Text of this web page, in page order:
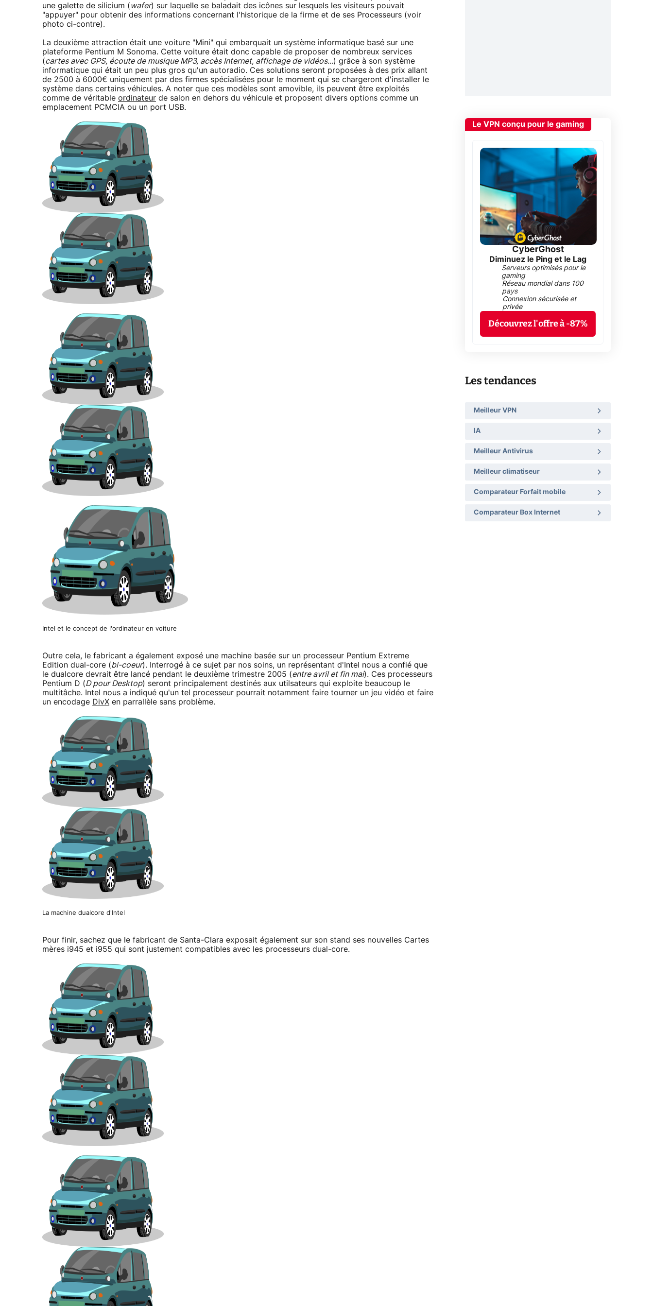
une galette de silicium (wafer) sur laquelle se baladait des icônes sur lesquels les visiteurs pouvait
"appuyer" pour obtenir des informations concernant l'historique de la firme et de ses Processeurs (voir
photo ci-contre).
La deuxième attraction était une voiture "Mini" qui embarquait un système informatique basé sur une
plateforme Pentium M Sonoma. Cette voiture était donc capable de proposer de nombreux services
(cartes avec GPS, écoute de musique MP3, accès Internet, affichage de vidéos...) grâce à son système
informatique qui était un peu plus gros qu'un autoradio. Ces solutions seront proposées à des prix allant
de 2500 à 6000€ uniquement par des firmes spécialisées pour le moment qui se chargeront d'installer le
système dans certains véhicules. A noter que ces modèles sont amovible, ils peuvent être exploités
comme de véritable ordinateur de salon en dehors du véhicule et proposent divers options comme un
emplacement PCMCIA ou un port USB.
Intel et le concept de l'ordinateur en voiture
Outre cela, le fabricant a également exposé une machine basée sur un processeur Pentium Extreme
Edition dual-core (bi-coeur). Interrogé à ce sujet par nos soins, un représentant d'Intel nous a confié que
le dualcore devrait être lancé pendant le deuxième trimestre 2005 (entre avril et fin mai). Ces processeurs
Pentium D (D pour Desktop) seront principalement destinés aux utilsateurs qui exploite beaucoup le
multitâche. Intel nous a indiqué qu'un tel processeur pourrait notamment faire tourner un jeu vidéo et faire
un encodage DivX en parrallèle sans problème.
La machine dualcore d'Intel
Pour finir, sachez que le fabricant de Santa-Clara exposait également sur son stand ses nouvelles Cartes
mères i945 et i955 qui sont justement compatibles avec les processeurs dual-core.
Le VPN conçu pour le gaming
CyberGhost
Diminuez le Ping et le Lag
Serveurs optimisés pour le
gaming
Réseau mondial dans 100
pays
Connexion sécurisée et
privée
Découvrez l'offre à -87%
Les tendances
Meilleur VPN
IA
Meilleur Antivirus
Meilleur climatiseur
Comparateur Forfait mobile
Comparateur Box Internet